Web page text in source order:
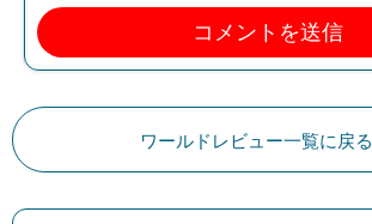
ワールドレビュー一覧に戻る